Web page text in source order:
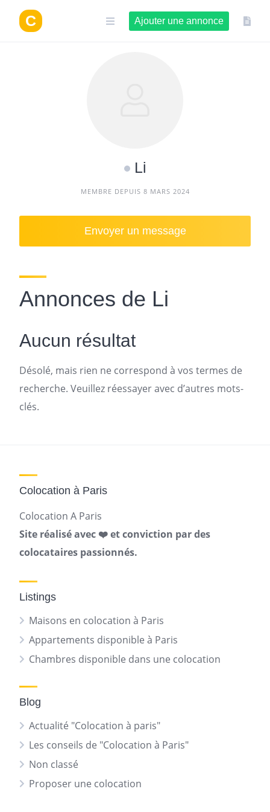
contenu
Ajouter une annonce
Li
MEMBRE DEPUIS 8 MARS 2024
Envoyer un message
Annonces de Li
Aucun résultat
Désolé, mais rien ne correspond à vos termes de
recherche. Veuillez réessayer avec d’autres mots-
clés.
Colocation à Paris
Colocation A Paris
Site réalisé avec ❤️ et conviction par des
colocataires passionnés.
Listings
Maisons en colocation à Paris
Appartements disponible à Paris
Chambres disponible dans une colocation
Blog
Actualité "Colocation à paris"
Les conseils de "Colocation à Paris"
Non classé
Proposer une colocation